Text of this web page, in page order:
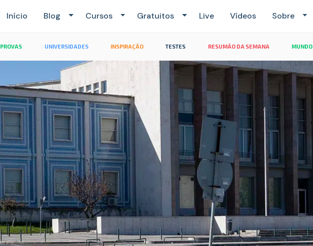
Início Blog Cursos Gratuitos Live Vídeos Sobre
PROVAS UNIVERSIDADES INSPIRAÇÃO TESTES RESUMÃO DA SEMANA MUNDO